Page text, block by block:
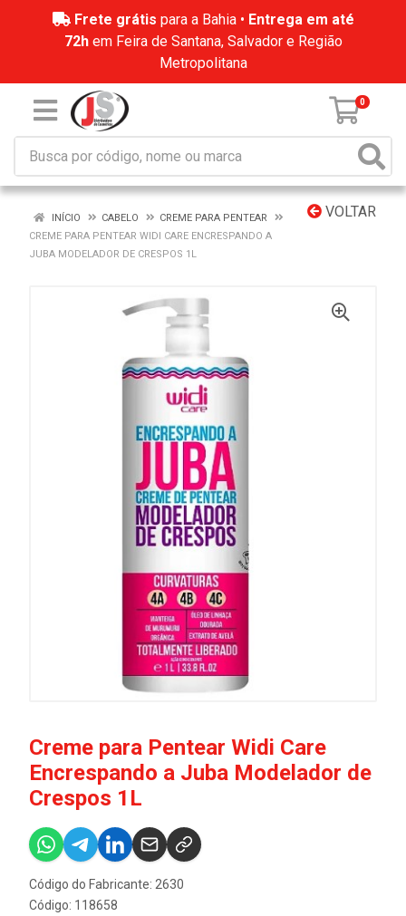
Frete grátis para a Bahia • Entrega em até
72hem Feira de Santana, Salvador e Região
Metropolitana
0
VOLTAR
INÍCIO CABELO
CREME PARA PENTEAR
CREME PARA PENTEAR WIDI CARE ENCRESPANDO A
JUBA MODELADOR DE CRESPOS 1L
Creme para Pentear Widi Care
Encrespando a Juba Modelador de
Crespos 1L
Código do Fabricante: 2630
Código: 118658